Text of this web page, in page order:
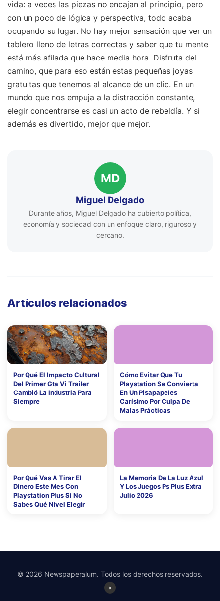
vida: a veces las piezas no encajan al principio, pero
con un poco de lógica y perspectiva, todo acaba
ocupando su lugar. No hay mejor sensación que ver un
tablero lleno de letras correctas y saber que tu mente
está más afilada que hace media hora. Disfruta del
camino, que para eso están estas pequeñas joyas
gratuitas que tenemos al alcance de un clic. En un
mundo que nos empuja a la distracción constante,
elegir concentrarse es casi un acto de rebeldía. Y si
además es divertido, mejor que mejor.
MD
Miguel Delgado
Durante años, Miguel Delgado ha cubierto política,
economía y sociedad con un enfoque claro, riguroso y
cercano.
Artículos relacionados
Por Qué El Impacto Cultural
Del Primer Gta Vi Trailer
Cambió La Industria Para
Siempre
Cómo Evitar Que Tu
Playstation Se Convierta
En Un Pisapapeles
Carísimo Por Culpa De
Malas Prácticas
Por Qué Vas A Tirar El
Dinero Este Mes Con
Playstation Plus Si No
Sabes Qué Nivel Elegir
La Memoria De La Luz Azul
Y Los Juegos Ps Plus Extra
Julio 2026
×
© 2026 Newspaperalum. Todos los derechos reservados.